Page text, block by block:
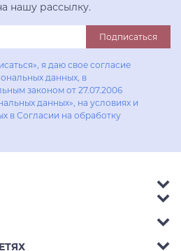
нашу рассылку.
Подписаться
я даю свое согласие
данных, в
законом от 27.07.2006
данных», на условиях и
в Согласии на обработку
39